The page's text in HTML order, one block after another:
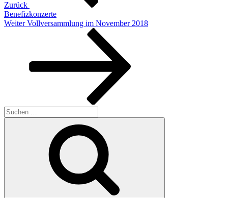
Zurück
Benefizkonzerte
Nächster
Weiter Vollversammlung im November 2018
Suche
nach: